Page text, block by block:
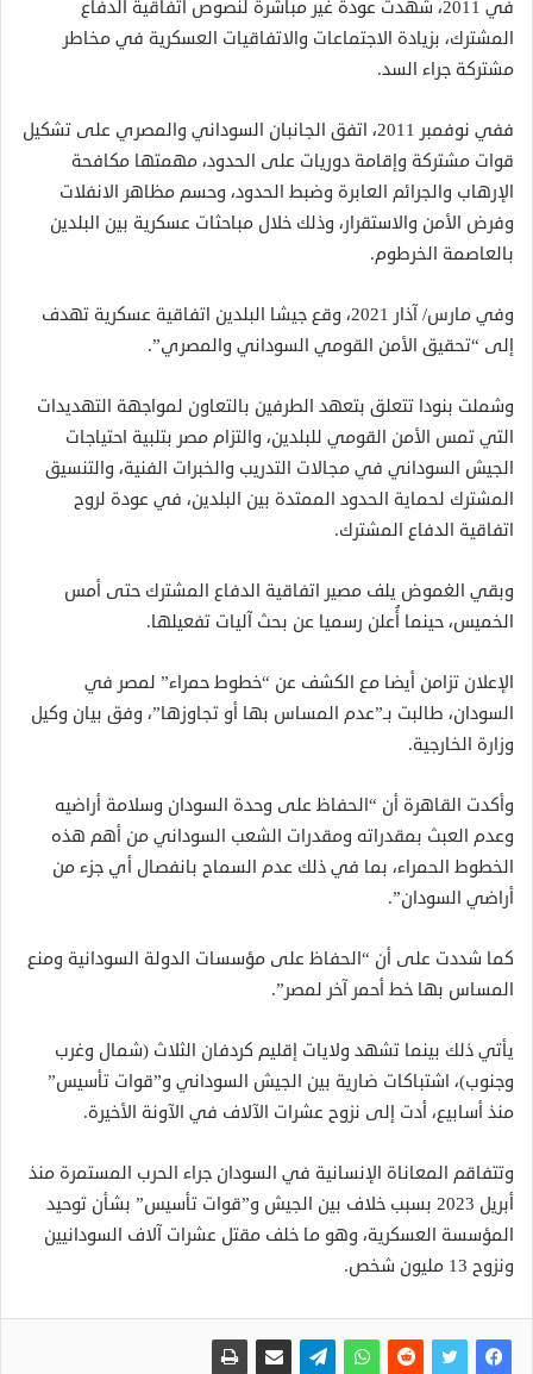
في 2011، شهدت عودة غير مباشرة لنصوص اتفاقية الدفاع
المشترك، بزيادة الاجتماعات والاتفاقيات العسكرية في مخاطر
مشتركة جراء السد.
ففي نوفمبر 2011، اتفق الجانبان السوداني والمصري على تشكيل
قوات مشتركة وإقامة دوريات على الحدود، مهمتها مكافحة
الإرهاب والجرائم العابرة وضبط الحدود، وحسم مظاهر الانفلات
وفرض الأمن والاستقرار، وذلك خلال مباحثات عسكرية بين البلدين
بالعاصمة الخرطوم.
وفي مارس/ آذار 2021، وقع جيشا البلدين اتفاقية عسكرية تهدف
إلى “تحقيق الأمن القومي السوداني والمصري”.
وشملت بنودا تتعلق بتعهد الطرفين بالتعاون لمواجهة التهديدات
التي تمس الأمن القومي للبلدين، والتزام مصر بتلبية احتياجات
الجيش السوداني في مجالات التدريب والخبرات الفنية، والتنسيق
المشترك لحماية الحدود الممتدة بين البلدين، في عودة لروح
اتفاقية الدفاع المشترك.
وبقي الغموض يلف مصير اتفاقية الدفاع المشترك حتى أمس
الخميس، حينما أُعلن رسميا عن بحث آليات تفعيلها.
الإعلان تزامن أيضا مع الكشف عن “خطوط حمراء” لمصر في
السودان، طالبت بـ”عدم المساس بها أو تجاوزها”، وفق بيان وكيل
وزارة الخارجية.
وأكدت القاهرة أن “الحفاظ على وحدة السودان وسلامة أراضيه
وعدم العبث بمقدراته ومقدرات الشعب السوداني من أهم هذه
الخطوط الحمراء، بما في ذلك عدم السماح بانفصال أي جزء من
أراضي السودان”.
كما شددت على أن “الحفاظ على مؤسسات الدولة السودانية ومنع
المساس بها خط أحمر آخر لمصر”.
يأتي ذلك بينما تشهد ولايات إقليم كردفان الثلاث (شمال وغرب
وجنوب)، اشتباكات ضارية بين الجيش السوداني و”قوات تأسيس”
منذ أسابيع، أدت إلى نزوح عشرات الآلاف في الآونة الأخيرة.
وتتفاقم المعاناة الإنسانية في السودان جراء الحرب المستمرة منذ
أبريل 2023 بسبب خلاف بين الجيش و”قوات تأسيس” بشأن توحيد
المؤسسة العسكرية، وهو ما خلف مقتل عشرات آلاف السودانيين
ونزوح 13 مليون شخص.